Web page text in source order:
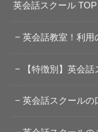
英会話スクール TOP
英会話教室！利用
【特徴別】英会
英会話スクールの